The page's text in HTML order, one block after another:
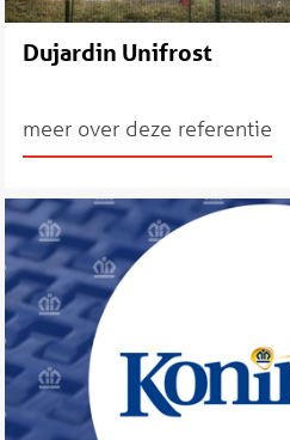
Dujardin Unifrost
meer over deze referentie